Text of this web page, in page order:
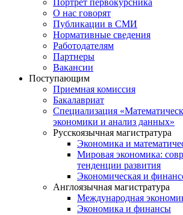
Портрет первокурсника
О нас говорят
Публикации в СМИ
Нормативные сведения
Работодателям
Партнеры
Вакансии
Поступающим
Приемная комиссия
Бакалавриат
Специализация
экономики и анализ данных»
Русскоязычная магистратура
Экономика и
Мировая экономика:
тенденции развития
Экономическая и
Англоязычная магистратура
Международная
Экономика и финансы